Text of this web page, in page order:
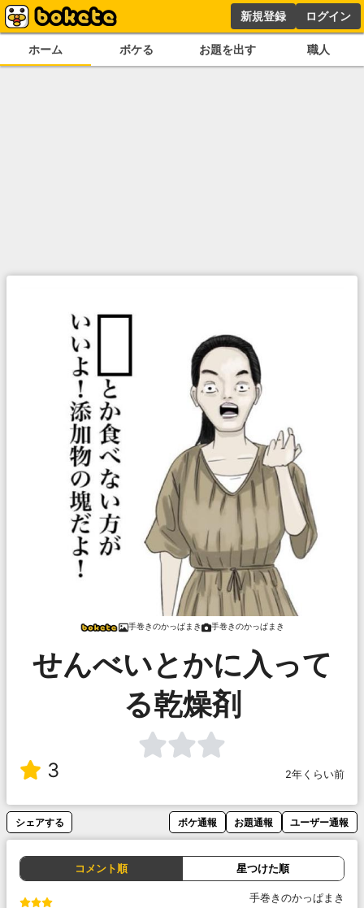
新規登録 ログイン
ホーム ボケる お題を出す 職人
手巻きのかっぱまき 手巻きのかっぱまき
せんべいとかに入って
る乾燥剤
3 2年くらい前
シェアする ボケ通報 お題通報 ユーザー通報
コメント順 星つけた順
手巻きのかっぱまき